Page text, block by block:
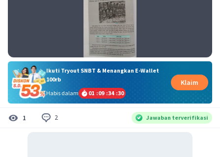
Ikuti Tryout SNBT & Menangkan E-Wallet
100rb
Habis dalam
01 :09 :34 :30
Klaim
1 2 Jawaban terverifikasi